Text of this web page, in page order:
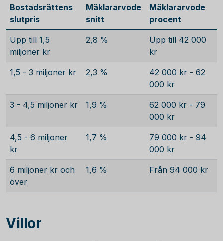
Bostadsrättens
slutpris
Mäklararvode
snitt
Mäklararvode
procent
Upp till 1,5
miljoner kr
2,8 %
Upp till 42 000
kr
1,5 - 3 miljoner kr 2,3 %
42 000 kr - 62
000 kr
3 - 4,5 miljoner kr 1,9 %
62 000 kr - 79
000 kr
4,5 - 6 miljoner
kr
1,7 %
79 000 kr - 94
000 kr
6 miljoner kr och
över
1,6 % Från 94 000 kr
Villor